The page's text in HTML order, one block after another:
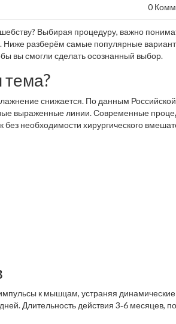
0
Выбирая процедуру, важно
Ниже разберём самые популярные
вы смогли сделать осознанный выбор.
снижается. По данным Российской
выраженные линии. Современные
без необходимости хирургического
к мышцам, устраняя динамические
Длительность действия 3‑6 месяцев,